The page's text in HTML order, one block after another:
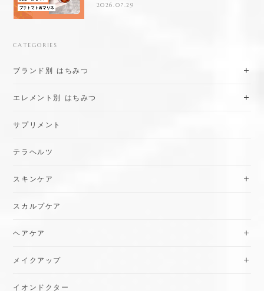
2026.07.29
CATEGORIES
ブランド別 はちみつ
エレメント別 はちみつ
サプリメント
テラヘルツ
スキンケア
スカルプケア
ヘアケア
メイクアップ
イオンドクター